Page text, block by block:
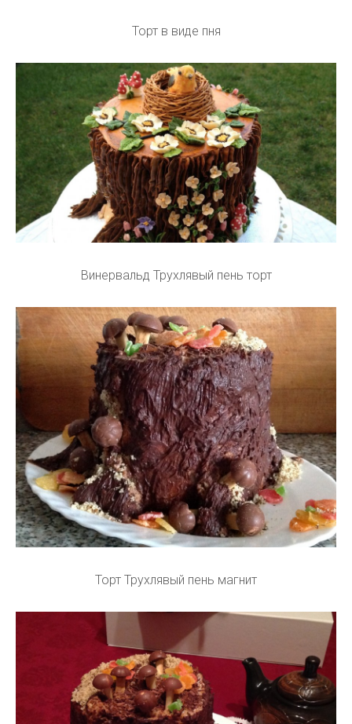
Торт в виде пня
Винервальд Трухлявый пень торт
Торт Трухлявый пень магнит